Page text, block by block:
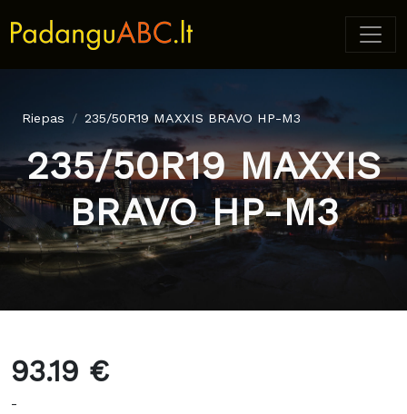
Riepas 235/50R19 MAXXIS BRAVO HP-M3
235/50R19 MAXXIS
BRAVO HP-M3
93.19 €
-